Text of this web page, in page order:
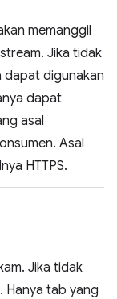
memanggil
Jika tidak
dapat digunakan
dapat
asal
Asal
HTTPS.
Jika tidak
Hanya tab yang